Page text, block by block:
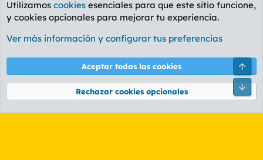
Etiquetas
Cookies
PL OLDSTYLE AMARILLO
Términos y reglas Política de privacidad Ayuda
Community platform by XenForo® © 2010-2026 XenForo Ltd.
Utilizamos cookies esenciales para que este sitio funcione,
y cookies opcionales para mejorar tu experiencia.
Ver más información y configurar tus preferencias
Aceptar todas las cookies
Rechazar cookies opcionales
Pie